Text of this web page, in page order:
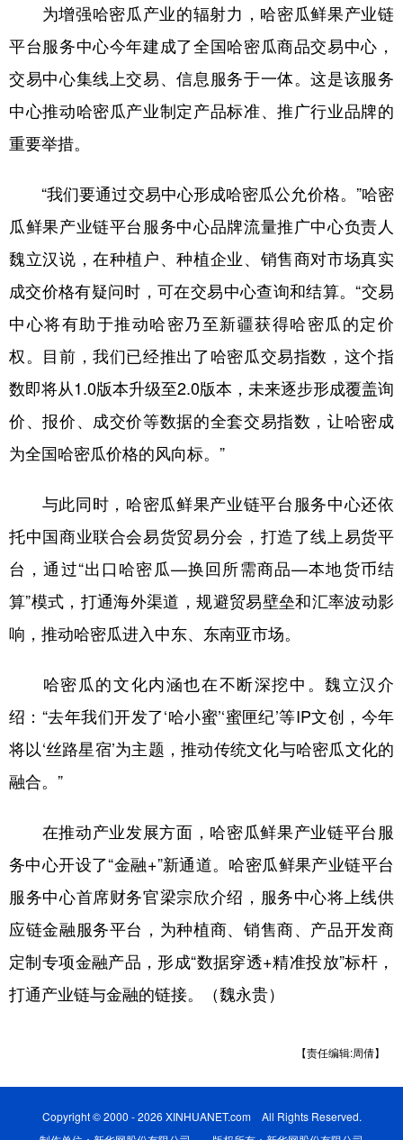
为增强哈密瓜产业的辐射力，哈密瓜鲜果产业链
平台服务中心今年建成了全国哈密瓜商品交易中心，
交易中心集线上交易、信息服务于一体。这是该服务
中心推动哈密瓜产业制定产品标准、推广行业品牌的
重要举措。
“我们要通过交易中心形成哈密瓜公允价格。”哈密
瓜鲜果产业链平台服务中心品牌流量推广中心负责人
魏立汉说，在种植户、种植企业、销售商对市场真实
成交价格有疑问时，可在交易中心查询和结算。“交易
中心将有助于推动哈密乃至新疆获得哈密瓜的定价
权。目前，我们已经推出了哈密瓜交易指数，这个指
数即将从1.0版本升级至2.0版本，未来逐步形成覆盖询
价、报价、成交价等数据的全套交易指数，让哈密成
为全国哈密瓜价格的风向标。”
与此同时，哈密瓜鲜果产业链平台服务中心还依
托中国商业联合会易货贸易分会，打造了线上易货平
台，通过“出口哈密瓜—换回所需商品—本地货币结
算”模式，打通海外渠道，规避贸易壁垒和汇率波动影
响，推动哈密瓜进入中东、东南亚市场。
哈密瓜的文化内涵也在不断深挖中。魏立汉介
绍：“去年我们开发了‘哈小蜜’‘蜜匣纪’等IP文创，今年
将以‘丝路星宿’为主题，推动传统文化与哈密瓜文化的
融合。”
在推动产业发展方面，哈密瓜鲜果产业链平台服
务中心开设了“金融+”新通道。哈密瓜鲜果产业链平台
服务中心首席财务官梁宗欣介绍，服务中心将上线供
应链金融服务平台，为种植商、销售商、产品开发商
定制专项金融产品，形成“数据穿透+精准投放”标杆，
打通产业链与金融的链接。（魏永贵）
【责任编辑:周倩】
Copyright © 2000 - 2026 XINHUANET.com All Rights Reserved.